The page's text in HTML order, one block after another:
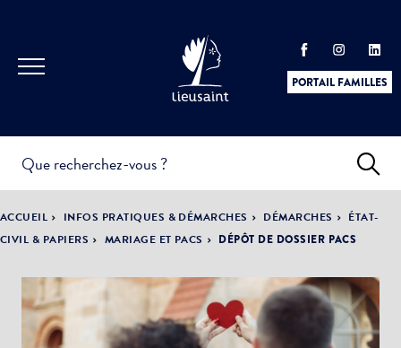
PORTAIL FAMILLES
PRATIQUES &
DÉMARCHES
ACTUALITÉS &
ÉVÈNEMENTS
LA VILLE
DÉMOCRATIE
PARTICIPATIVE
ACCUEIL INFOS PRATIQUES & DÉMARCHES DÉMARCHES
ÉTAT-
CIVIL & PAPIERS
MARIAGE ET PACS DÉPÔT DE DOSSIER PACS